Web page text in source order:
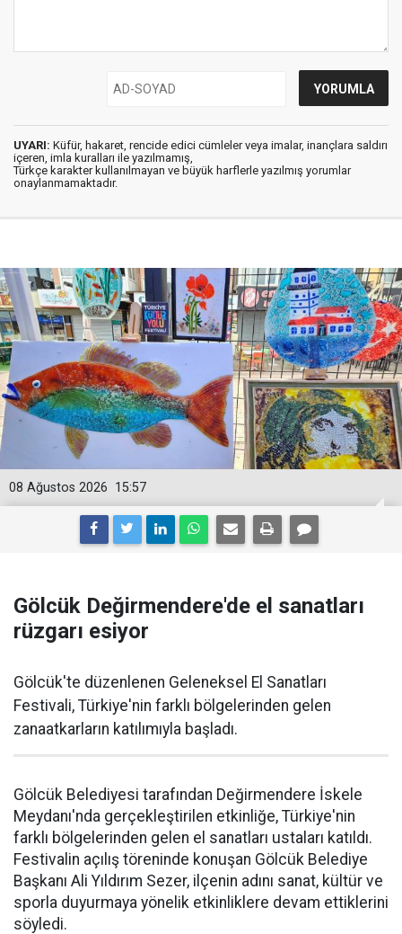
UYARI: Küfür, hakaret, rencide edici cümleler veya imalar, inançlara saldırı
içeren, imla kuralları ile yazılmamış,
Türkçe karakter kullanılmayan ve büyük harflerle yazılmış yorumlar
onaylanmamaktadır.
15:57
08 Ağustos 2026
Gölcük Değirmendere'de el sanatları
rüzgarı esiyor
Gölcük'te düzenlenen Geleneksel El Sanatları
Festivali, Türkiye'nin farklı bölgelerinden gelen
zanaatkarların katılımıyla başladı.
Gölcük Belediyesi tarafından Değirmendere İskele
Meydanı'nda gerçekleştirilen etkinliğe, Türkiye'nin
farklı bölgelerinden gelen el sanatları ustaları katıldı.
Festivalin açılış töreninde konuşan Gölcük Belediye
Başkanı Ali Yıldırım Sezer, ilçenin adını sanat, kültür ve
sporla duyurmaya yönelik etkinliklere devam ettiklerini
söyledi.